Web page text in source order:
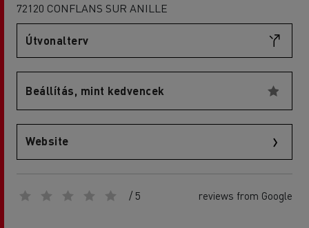
72120 CONFLANS SUR ANILLE
Útvonalterv
Beállítás, mint kedvencek
Website
/ 5 reviews from Google